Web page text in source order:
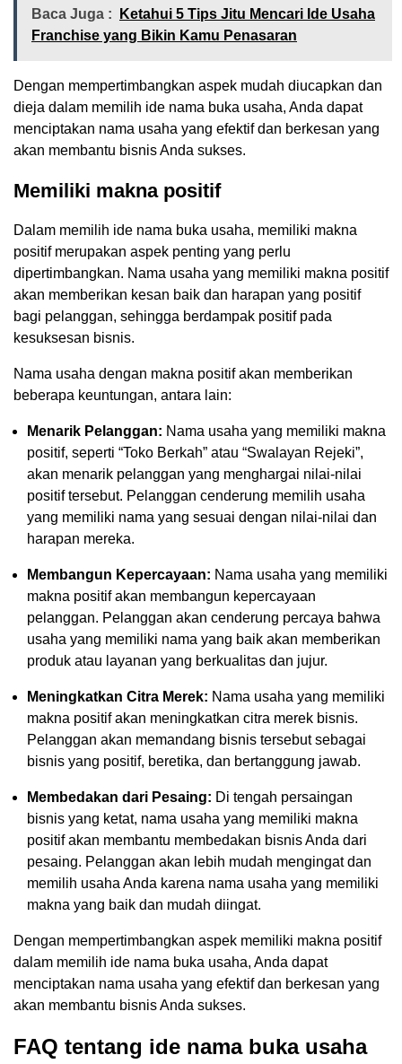
Baca Juga :
Ketahui 5 Tips Jitu Mencari Ide Usaha
Franchise yang Bikin Kamu Penasaran
Dengan mempertimbangkan aspek mudah diucapkan dan
dieja dalam memilih ide nama buka usaha, Anda dapat
menciptakan nama usaha yang efektif dan berkesan yang
akan membantu bisnis Anda sukses.
Memiliki makna positif
Dalam memilih ide nama buka usaha, memiliki makna
positif merupakan aspek penting yang perlu
dipertimbangkan. Nama usaha yang memiliki makna positif
akan memberikan kesan baik dan harapan yang positif
bagi pelanggan, sehingga berdampak positif pada
kesuksesan bisnis.
Nama usaha dengan makna positif akan memberikan
beberapa keuntungan, antara lain:
Menarik Pelanggan: Nama usaha yang memiliki makna
positif, seperti “Toko Berkah” atau “Swalayan Rejeki”,
akan menarik pelanggan yang menghargai nilai-nilai
positif tersebut. Pelanggan cenderung memilih usaha
yang memiliki nama yang sesuai dengan nilai-nilai dan
harapan mereka.
Membangun Kepercayaan: Nama usaha yang memiliki
makna positif akan membangun kepercayaan
pelanggan. Pelanggan akan cenderung percaya bahwa
usaha yang memiliki nama yang baik akan memberikan
produk atau layanan yang berkualitas dan jujur.
Meningkatkan Citra Merek: Nama usaha yang memiliki
makna positif akan meningkatkan citra merek bisnis.
Pelanggan akan memandang bisnis tersebut sebagai
bisnis yang positif, beretika, dan bertanggung jawab.
Membedakan dari Pesaing: Di tengah persaingan
bisnis yang ketat, nama usaha yang memiliki makna
positif akan membantu membedakan bisnis Anda dari
pesaing. Pelanggan akan lebih mudah mengingat dan
memilih usaha Anda karena nama usaha yang memiliki
makna yang baik dan mudah diingat.
Dengan mempertimbangkan aspek memiliki makna positif
dalam memilih ide nama buka usaha, Anda dapat
menciptakan nama usaha yang efektif dan berkesan yang
akan membantu bisnis Anda sukses.
FAQ tentang ide nama buka usaha